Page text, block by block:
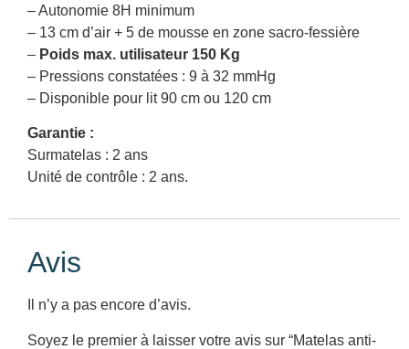
– Autonomie 8H minimum
– 13 cm d’air + 5 de mousse en zone sacro-fessière
– Poids max. utilisateur 150 Kg
– Pressions constatées : 9 à 32 mmHg
– Disponible pour lit 90 cm ou 120 cm
Garantie :
Surmatelas : 2 ans
Unité de contrôle : 2 ans.
Avis
Il n’y a pas encore d’avis.
Soyez le premier à laisser votre avis sur “Matelas anti-